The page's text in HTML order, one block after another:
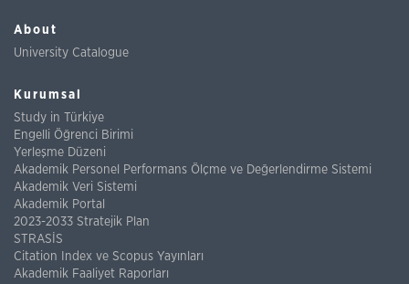
About
University Catalogue
Kurumsal
Study in Türkiye
Engelli Öğrenci Birimi
Yerleşme Düzeni
Akademik Personel Performans Ölçme ve Değerlendirme Sistemi
Akademik Veri Sistemi
Akademik Portal
2023-2033 Stratejik Plan
STRASİS
Citation Index ve Scopus Yayınları
Akademik Faaliyet Raporları